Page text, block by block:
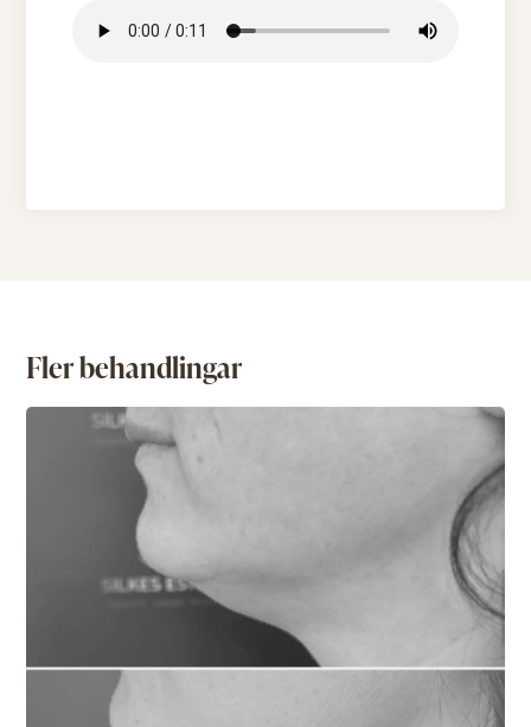
Fler behandlingar